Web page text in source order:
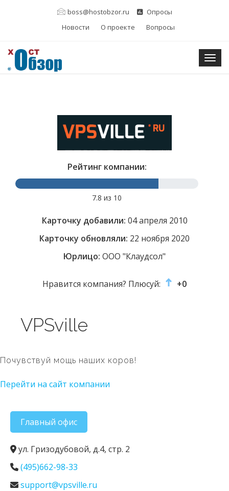
boss@hostobzor.ru
Опросы
Новости
О проекте Вопросы
Рейтинг компании:
7.8 из 10
Карточку добавили: 04 апреля 2010
Карточку обновляли: 22 ноября 2020
Юрлицо: ООО "Клаудсол"
Нравится компания? Плюсуй: +0
VPSville
Почувствуй мощь наших коров!
Перейти на сайт компании
Главный офис
ул. Гризодубовой, д.4, стр. 2
(495)662-98-33
support@vpsville.ru